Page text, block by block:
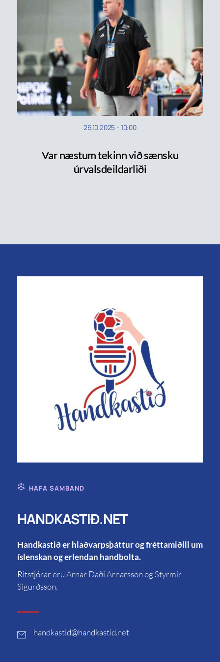
26.10.2025 - 10:00
Var næstum tekinn við sænsku
úrvalsdeildarliði
HAFA SAMBAND
HANDKASTIÐ.NET
Handkastið er hlaðvarpsþáttur og fréttamiðill um
íslenskan og erlendan handbolta.
Ritstjórar eru Arnar Daði Arnarsson og Styrmir
Sigurðsson.
handkastid@handkastid.net